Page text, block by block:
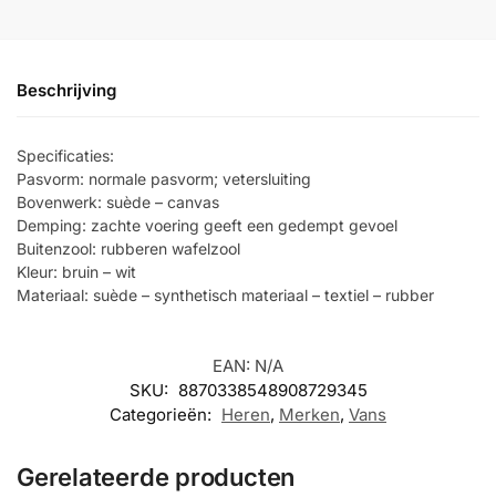
Beschrijving
Specificaties:
Pasvorm: normale pasvorm; vetersluiting
Bovenwerk: suède – canvas
Demping: zachte voering geeft een gedempt gevoel
Buitenzool: rubberen wafelzool
Kleur: bruin – wit
Materiaal: suède – synthetisch materiaal – textiel – rubber
EAN: N/A
SKU: 8870338548908729345
Categorieën: Heren, Merken, Vans
Gerelateerde producten